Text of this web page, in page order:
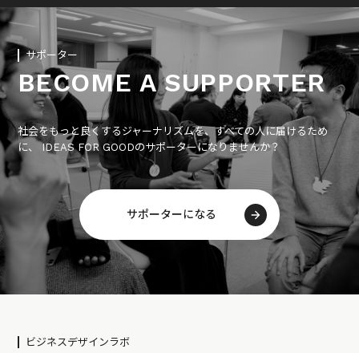
サポーター
BECOME A SUPPORTER
社会をもっと良くするジャーナリズムを、すべての人に届けるため
に、 IDEAS FOR GOODのサポーターになりませんか？
サポーターになる
ビジネスデザインラボ